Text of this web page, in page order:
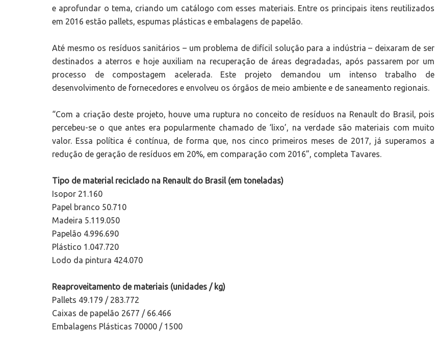
e aprofundar o tema, criando um catálogo com esses materiais. Entre os principais itens reutilizados
em 2016 estão pallets, espumas plásticas e embalagens de papelão.
Até mesmo os resíduos sanitários – um problema de difícil solução para a indústria – deixaram de ser
destinados a aterros e hoje auxiliam na recuperação de áreas degradadas, após passarem por um
processo de compostagem acelerada. Este projeto demandou um intenso trabalho de
desenvolvimento de fornecedores e envolveu os órgãos de meio ambiente e de saneamento regionais.
“Com a criação deste projeto, houve uma ruptura no conceito de resíduos na Renault do Brasil, pois
percebeu-se o que antes era popularmente chamado de ‘lixo’, na verdade são materiais com muito
valor. Essa política é contínua, de forma que, nos cinco primeiros meses de 2017, já superamos a
redução de geração de resíduos em 20%, em comparação com 2016”, completa Tavares.
Tipo de material reciclado na Renault do Brasil (em toneladas)
Isopor 21.160
Papel branco 50.710
Madeira 5.119.050
Papelão 4.996.690
Plástico 1.047.720
Lodo da pintura 424.070
Reaproveitamento de materiais (unidades / kg)
Pallets 49.179 / 283.772
Caixas de papelão 2677 / 66.466
Embalagens Plásticas 70000 / 1500